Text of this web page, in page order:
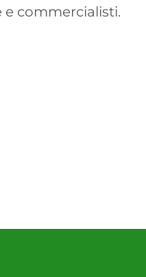
e commercialisti.